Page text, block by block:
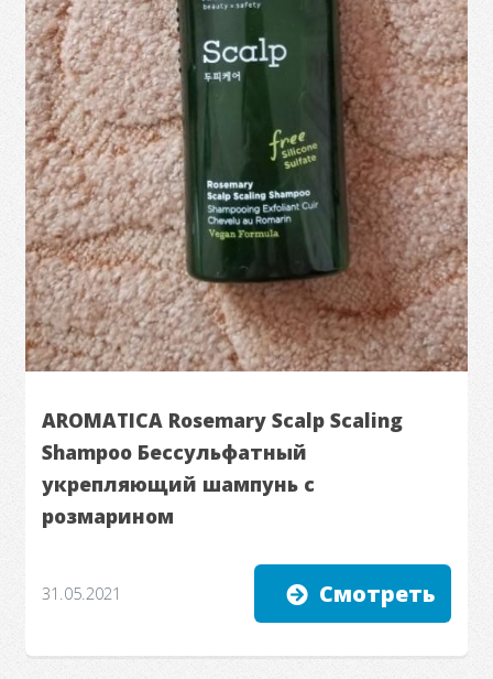
AROMATICA Rosemary Scalp Scaling
Shampoo Бессульфатный
укрепляющий шампунь с
розмарином
31.05.2021 Смотреть